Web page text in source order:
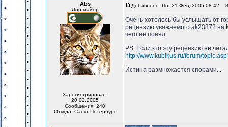
Abs
Лор-майор
Зарегистрирован:
20.02.2005
Сообщения: 240
Откуда: Санкт-Петербург
Добавлено: Пн, 21 Фев, 2005 08:42
Очень хотелось бы услышать от
рецензию уважаемого ak23872 на
чего не понял.
PS. Если кто эту рецензию не
http://www.kubikus.ru/forum/
Истина размножается спорами...